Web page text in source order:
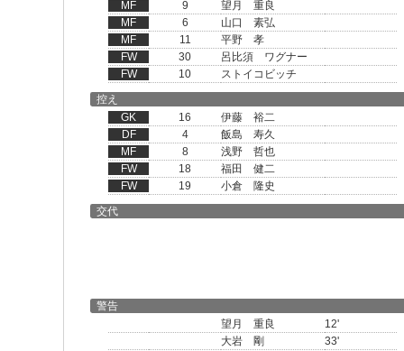
MF
9
望月 重良
MF
6
山口 素弘
MF
11
平野 孝
FW
30
呂比須 ワグナー
FW
10
ストイコビッチ
控え
GK
16
伊藤 裕二
DF
4
飯島 寿久
MF
8
浅野 哲也
FW
18
福田 健二
FW
19
小倉 隆史
交代
警告
望月 重良
12'
大岩 剛
33'